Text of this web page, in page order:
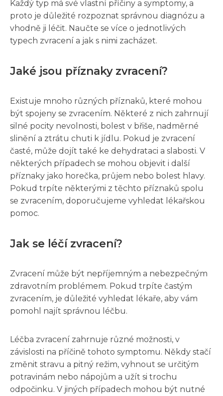
Každý typ má své vlastní příčiny a symptomy, a
proto je důležité rozpoznat správnou diagnózu a
vhodně ji léčit. Naučte se více o jednotlivých
typech zvracení a jak s nimi zacházet.
Jaké jsou příznaky zvracení?
Existuje mnoho různých příznaků, které mohou
být spojeny se zvracením. Některé z nich zahrnují
silné pocity nevolnosti, bolest v břiše, nadměrné
slinění a ztrátu chuti k jídlu. Pokud je zvracení
časté, může dojít také ke dehydrataci a slabosti. V
některých případech se mohou objevit i další
příznaky jako horečka, průjem nebo bolest hlavy.
Pokud trpíte některými z těchto příznaků spolu
se zvracením, doporučujeme vyhledat lékařskou
pomoc.
Jak se léčí zvracení?
Zvracení může být nepříjemným a nebezpečným
zdravotním problémem. Pokud trpíte častým
zvracením, je důležité vyhledat lékaře, aby vám
pomohl najít správnou léčbu.
Léčba zvracení zahrnuje různé možnosti, v
závislosti na příčině tohoto symptomu. Někdy stačí
změnit stravu a pitný režim, vyhnout se určitým
potravinám nebo nápojům a užít si trochu
odpočinku. V jiných případech mohou být nutné